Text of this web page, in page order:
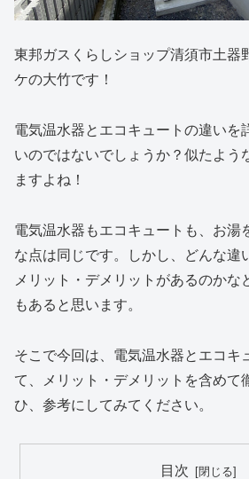
東邦ガスくらしショップ清須市土器
ケの大竹です！
電気温水器とエコキュートの違いを
いのではないでしょうか？似たよう
ますよね！
電気温水器もエコキュートも、お湯
な点は同じです。しかし、どんな違
メリット・デメリットがあるのかな
もあると思います。
そこで今回は、電気温水器とエコキ
て、メリット・デメリットを含めて
ひ、参考にしてみてください。
目次